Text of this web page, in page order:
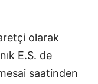
olarak
E.S. de
saatinden